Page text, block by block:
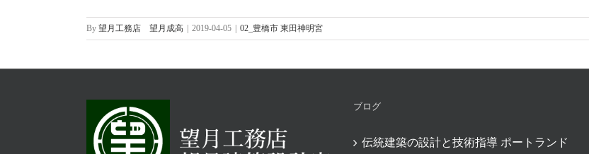
By 望月工務店 望月成高 2019-04-05 02_豊橋市 東田神明宮
ブログ
伝統建築の設計と技術指導 ポートランド